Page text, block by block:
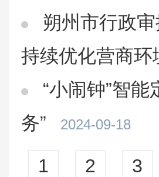
朔州市行政
持续优化营商环
“小闹钟”智
务”
2024-09-18
1 2 3